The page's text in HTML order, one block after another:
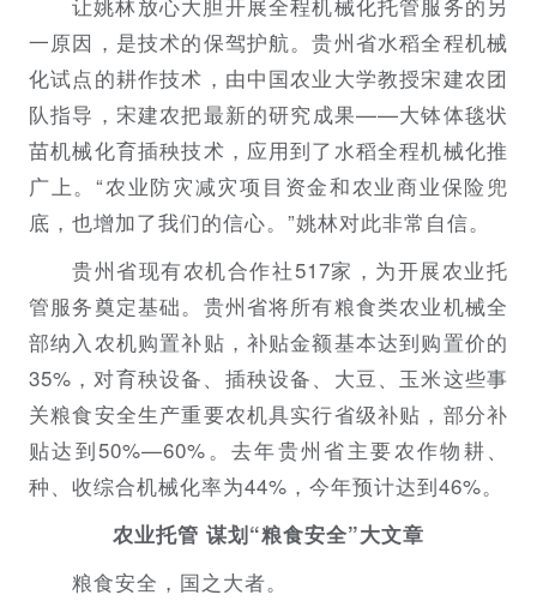
一原因，是技术的保驾护航。贵州省水稻全程机械
化试点的耕作技术，由中国农业大学教授宋建农团
队指导，宋建农把最新的研究成果——大钵体毯状
苗机械化育插秧技术，应用到了水稻全程机械化推
广上。“农业防灾减灾项目资金和农业商业保险兜
底，也增加了我们的信心。”姚林对此非常自信。
贵州省现有农机合作社517家，为开展农业托
管服务奠定基础。贵州省将所有粮食类农业机械全
部纳入农机购置补贴，补贴金额基本达到购置价的
35%，对育秧设备、插秧设备、大豆、玉米这些事
关粮食安全生产重要农机具实行省级补贴，部分补
贴达到50%—60%。去年贵州省主要农作物耕、
种、收综合机械化率为44%，今年预计达到46%。
农业托管 谋划“粮食安全”大文章
粮食安全，国之大者。